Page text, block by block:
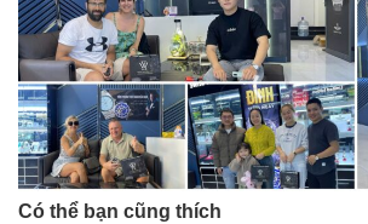
Có thể bạn cũng thích